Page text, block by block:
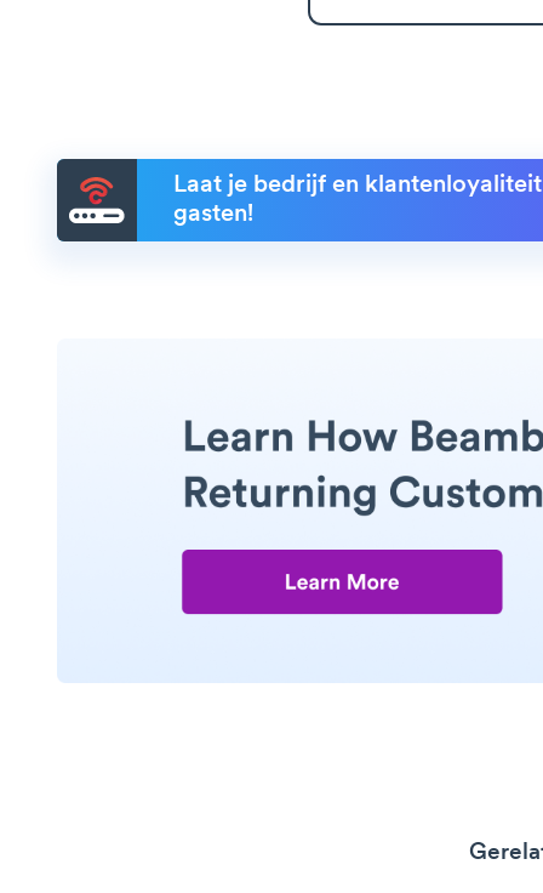
Laat je bedrijf en
gasten!